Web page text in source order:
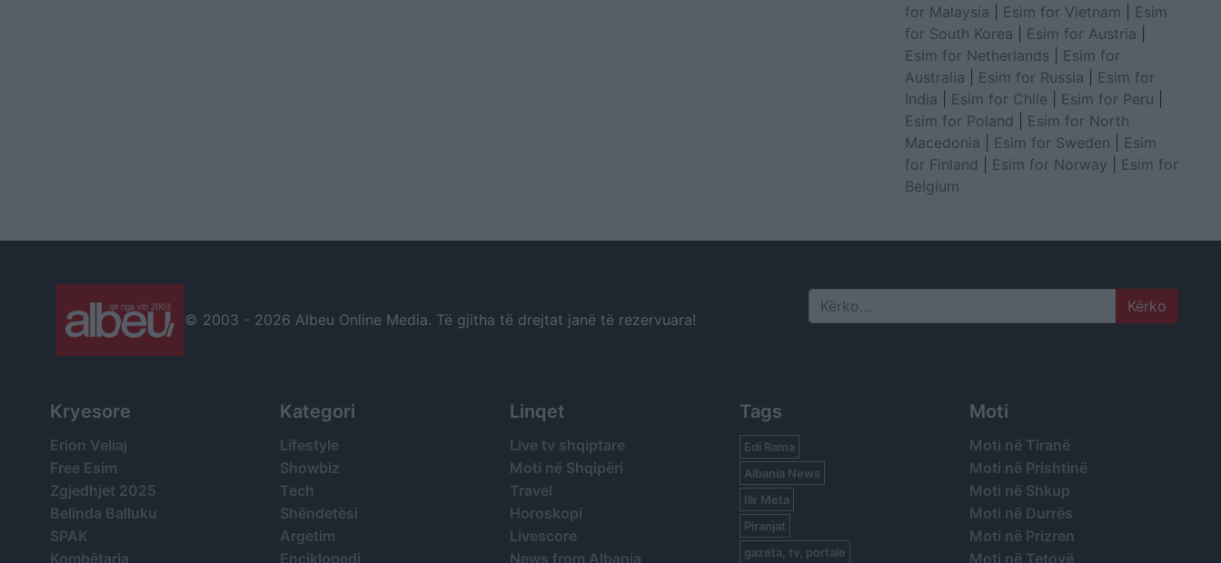
for Malaysia
Esim for Vietnam
Esim
for South Korea
Esim for Austria
Esim for Netherlands
Esim for
Australia
Esim for Russia
Esim for
India
Esim for Chile Esim for Peru
Esim for Poland
Esim for North
Macedonia
Esim for Sweden
Esim
for Finland
Esim for Norway
Esim for
Belgium
© 2003 - 2026 Albeu Online Media. Të gjitha të drejtat janë të rezervuara! Search
Kryesore
Erion Veliaj
Free Esim
Zgjedhjet 2025
Belinda Balluku
SPAK
Kombëtarja
Kategori
Lifestyle
Showbiz
Tech
Shëndetësi
Argetim
Enciklopedi
Linqet
Live tv shqiptare
Moti në Shqipëri
Travel
Horoskopi
Livescore
News from Albania
Tags
Edi Rama
Albania News
Ilir Meta
Piranjat
gazeta, tv, portale
Moti
Moti në Tiranë
Moti në Prishtinë
Moti në Shkup
Moti në Durrës
Moti në Prizren
Moti në Tetovë